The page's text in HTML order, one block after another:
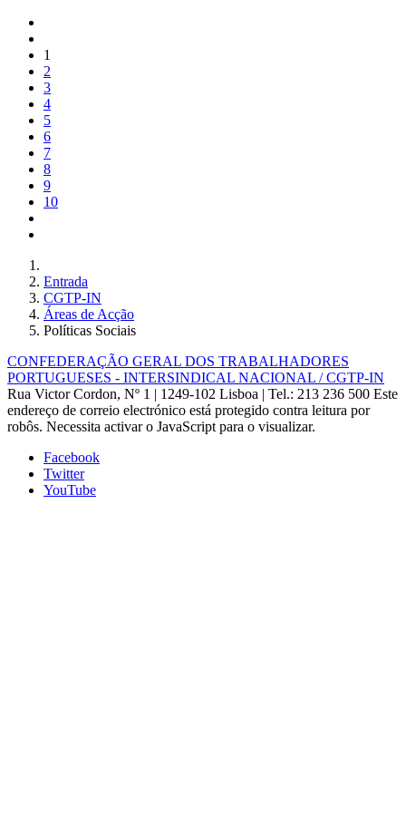
1
2
3
4
5
6
7
8
9
10
Entrada
CGTP-IN
Áreas de Acção
Políticas Sociais
CONFEDERAÇÃO GERAL DOS TRABALHADORES
PORTUGUESES - INTERSINDICAL NACIONAL / CGTP-IN
Rua Victor Cordon, Nº 1 | 1249-102 Lisboa | Tel.: 213 236 500 Este
endereço de correio electrónico está protegido contra leitura por
robôs. Necessita activar o JavaScript para o visualizar.
Facebook
Twitter
YouTube